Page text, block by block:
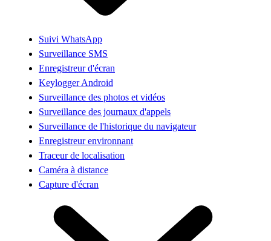
Suivi WhatsApp
Surveillance SMS
Enregistreur d'écran
Keylogger Android
Surveillance des photos et vidéos
Surveillance des journaux d'appels
Surveillance de l'historique du navigateur
Enregistreur environnant
Traceur de localisation
Caméra à distance
Capture d'écran